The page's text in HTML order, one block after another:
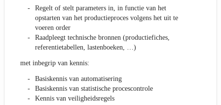
Regelt of stelt parameters in, in functie van het
opstarten van het productieproces volgens het uit te
voeren order
Raadpleegt technische bronnen (productiefiches,
referentietabellen, lastenboeken, …)
met inbegrip van kennis:
Basiskennis van automatisering
Basiskennis van statistische procescontrole
Kennis van veiligheidsregels